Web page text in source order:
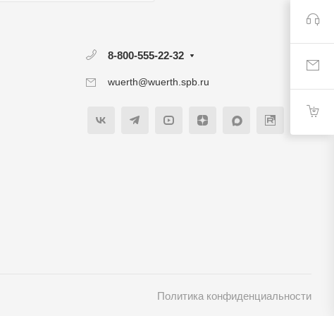
8-800-555-22-32
wuerth@wuerth.spb.ru
Политика конфиденциальности